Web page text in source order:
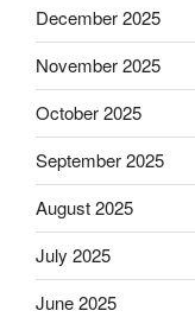
December 2025
November 2025
October 2025
September 2025
August 2025
July 2025
June 2025